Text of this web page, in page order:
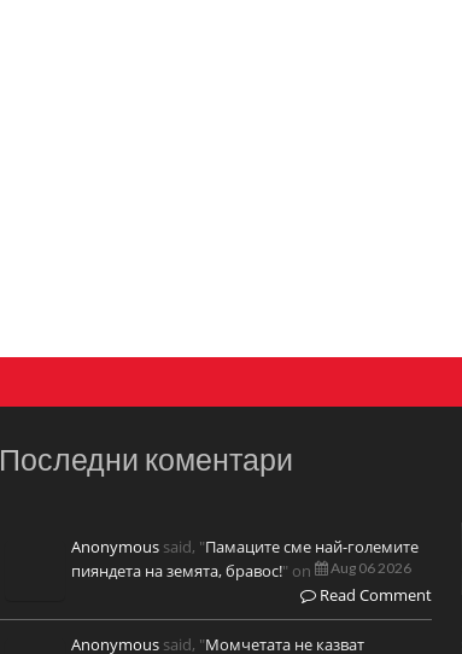
Последни коментари
Anonymous said, "Памаците сме най-големите
пияндета на земята, бравос!" on Aug 06 2026
Read Comment
Anonymous said, "Момчетата не казват